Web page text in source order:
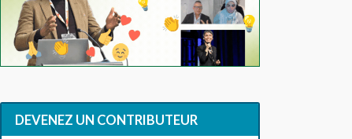
DEVENEZ UN CONTRIBUTEUR